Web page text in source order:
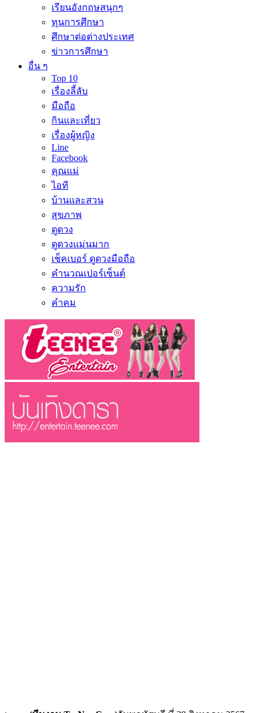
เรียนอังกฤษสนุกๆ
ทุนการศึกษา
ศึกษาต่อต่างประเทศ
ข่าวการศึกษา
อื่น ๆ
Top 10
เรื่องลี้ลับ
มือถือ
กินและเที่ยว
เรื่องผู้หญิง
Line
Facebook
คุณแม่
ไอที
บ้านและสวน
สุขภาพ
ดูดวง
ดูดวงแม่นมาก
เช็คเบอร์ ดูดวงมือถือ
คำนวณเปอร์เซ็นต์
ความรัก
คำคม